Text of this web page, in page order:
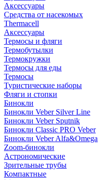
Аксессуары
Средства от насекомых
Thermacell
Аксессуары
Термосы и фляги
Термобутылки
Термокружки
Термосы для еды
Термосы
Туристические наборы
Фляги и стопки
Бинокли
Бинокли Veber Silver Line
Бинокли Veber Sputnik
Бинокли Classic PRO Veber
Бинокли Veber Alfa&Omega
Zoom-бинокли
Астрономические
Зрительные трубы
Компактные